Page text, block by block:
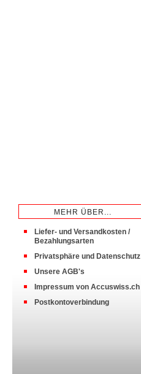
MEHR ÜBER...
Liefer- und Versandkosten /
Bezahlungsarten
Privatsphäre und Datenschutz
Unsere AGB's
Impressum von Accuswiss.ch
Postkontoverbindung